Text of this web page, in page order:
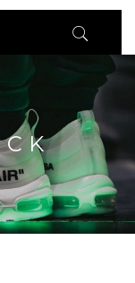
CK - קלוין קליין